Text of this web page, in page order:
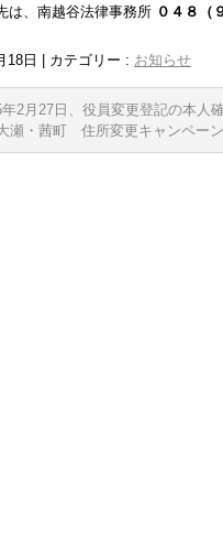
は、南越谷法律事務所 ０４８（
18日 カテゴリー : お知らせ
2月27日、役員変更登記の本人
瀬・茜町 住所変更キャンペー